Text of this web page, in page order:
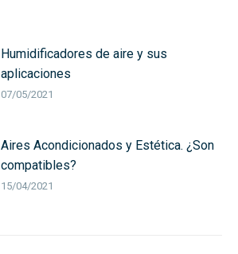
Humidificadores de aire y sus
aplicaciones
07/05/2021
Aires Acondicionados y Estética. ¿Son
compatibles?
15/04/2021